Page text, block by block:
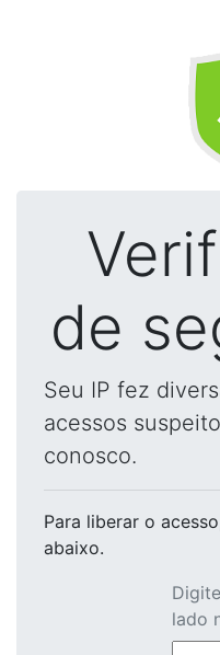
de
Seu IP fez
acessos
conosco.
Para liberar o acesso
abaixo.
lado